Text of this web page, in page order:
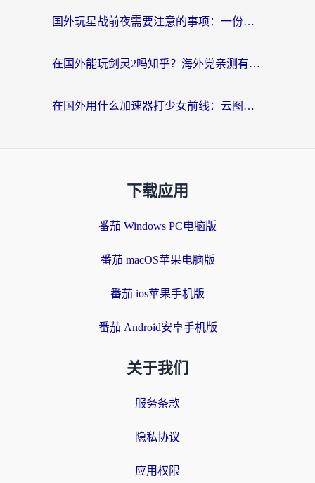
国外玩星战前夜需要注意的事项：一份来自老玩家的网络生存指南
在国外能玩剑灵2吗知乎？海外党亲测有效的国服游戏加速指南
在国外用什么加速器打少女前线：云图计划不卡？一个老玩家的掏心分享
下载应用
番茄 Windows PC电脑版
番茄 macOS苹果电脑版
番茄 ios苹果手机版
番茄 Android安卓手机版
关于我们
服务条款
隐私协议
应用权限